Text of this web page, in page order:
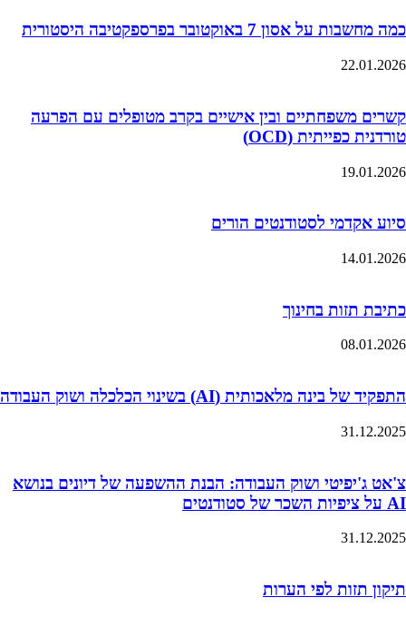
כמה מחשבות על אסון 7 באוקטובר בפרספקטיבה היסטורית
22.01.2026
קשרים משפחתיים ובין אישיים בקרב מטופלים עם הפרעה
טורדנית כפייתית (OCD)
19.01.2026
סיוע אקדמי לסטודנטים הורים
14.01.2026
כתיבת תזות בחינוך
08.01.2026
התפקיד של בינה מלאכותית (AI) בשינוי הכלכלה ושוק העבודה
31.12.2025
צ'אט ג'יפיטי ושוק העבודה: הבנת ההשפעה של דיונים בנושא
AI על ציפיות השכר של סטודנטים
31.12.2025
תיקון תזות לפי הערות